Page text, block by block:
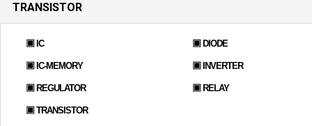
TRANSISTOR
▣ IC ▣ DIODE
▣ IC-MEMORY ▣ INVERTER
▣ REGULATOR ▣ RELAY
▣ TRANSISTOR